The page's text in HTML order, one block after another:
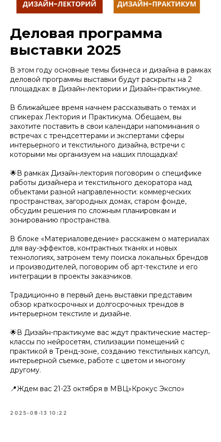
Деловая программа
выставки 2025
В этом году основные темы бизнеса и дизайна в рамках
деловой программы выставки будут раскрыты на 2
площадках: в Дизайн-лектории и Дизайн-практикуме.
В ближайшее время начнем рассказывать о темах и
спикерах Лектория и Практикума. Обещаем, вы
захотите поставить в свои календари напоминания о
встречах с трендсеттерами и экспертами сферы
интерьерного и текстильного дизайна, встречи с
которыми мы организуем на наших площадках!
🌟В рамках Дизайн-лектория поговорим о специфике
работы дизайнера и текстильного декоратора над
объектами разной направленности: коммерческих
пространствах, загородных домах, старом фонде,
обсудим решения по сложным планировкам и
зонированию пространства.
В блоке «Материаловедение» расскажем о материалах
для вау-эффектов, контрактных тканях и новых
технологиях, затронем тему поиска локальных брендов
и производителей, поговорим об арт-текстиле и его
интеграции в проекты заказчиков.
Традиционно в первый день выставки представим
обзор краткосрочных и долгосрочных трендов в
интерьерном текстиле и дизайне.
🌟В Дизайн-практикуме вас ждут практические мастер-
классы по нейросетям, стилизации помещений с
практикой в Тренд-зоне, созданию текстильных капсул,
интерьерной съемке, работе с цветом и многому
другому.
📍Ждем вас 21-23 октября в МВЦ»Крокус Экспо»
2025-08-13 10:22